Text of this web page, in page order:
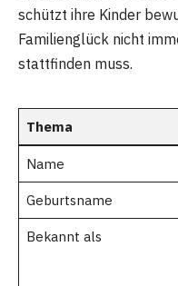
schützt ihre Kinder
Familienglück nicht
stattfinden muss.
Thema
Name
Geburtsname
Bekannt als